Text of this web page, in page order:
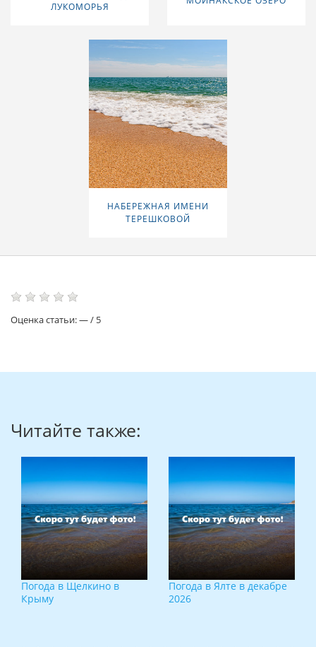
ЛУКОМОРЬЯ
НАБЕРЕЖНАЯ ИМЕНИ
ТЕРЕШКОВОЙ
Оценка статьи:—/ 5
Читайте также:
Погода в Щелкино в
Крыму
Погода в Ялте в декабре
2026